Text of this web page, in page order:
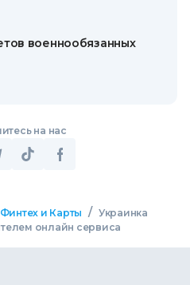
военнообязанных
на нас
Финтех и Карты / Украинка
онлайн сервиса